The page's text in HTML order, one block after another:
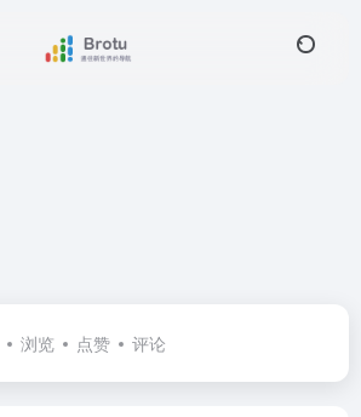
浏览 点赞 评论